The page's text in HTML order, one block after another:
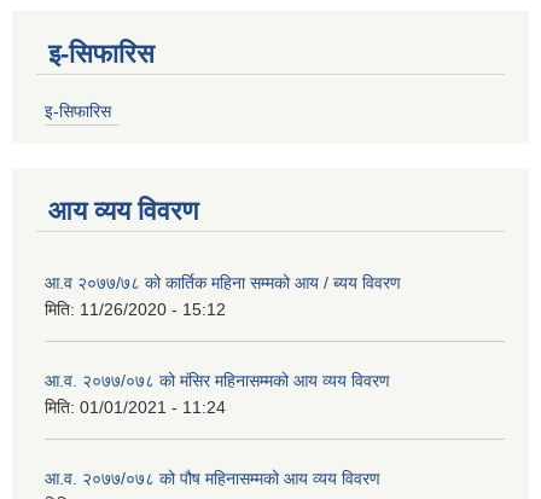
इ-सिफारिस
इ-सिफारिस
आय व्यय विवरण
आ.व २०७७/७८ को कार्तिक महिना सम्मको आय / ब्यय विवरण
मिति: 11/26/2020 - 15:12
आ.व. २०७७/०७८ को मंसिर महिनासम्मको आय व्यय विवरण
मिति: 01/01/2021 - 11:24
आ.व. २०७७/०७८ को पौष महिनासम्मको आय व्यय विवरण